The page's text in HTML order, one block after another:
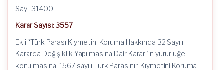
Sayı: 31400
Karar Sayısı: 3557
Ekli “Türk Parası Kıymetini Koruma Hakkında 32 Sayılı
Kararda Değişiklik Yapılmasına Dair Karar”ın yürürlüğe
konulmasına, 1567 sayılı Türk Parasının Kıymetini Koruma